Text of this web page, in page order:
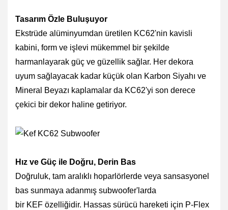
Tasarım Özle Buluşuyor
Ekstrüde alüminyumdan üretilen KC62'nin kavisli
kabini, form ve işlevi mükemmel bir şekilde
harmanlayarak güç ve güzellik sağlar. Her dekora
uyum sağlayacak kadar küçük olan Karbon Siyahı ve
Mineral Beyazı kaplamalar da KC62'yi son derece
çekici bir dekor haline getiriyor.
Hız ve Güç ile Doğru, Derin Bas
Doğruluk, tam aralıklı hoparlörlerde veya sansasyonel
bas sunmaya adanmış subwoofer'larda
bir KEF özelliğidir. Hassas sürücü hareketi için P-Flex